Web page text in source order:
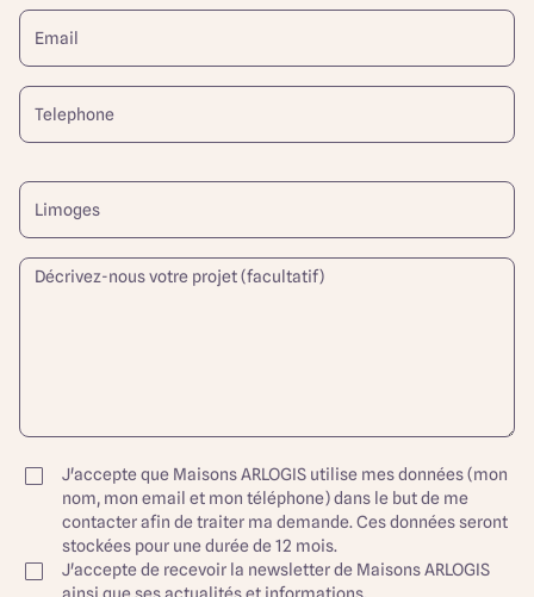
J'accepte que Maisons ARLOGIS utilise mes données (mon
nom, mon email et mon téléphone) dans le but de me
contacter afin de traiter ma demande. Ces données seront
stockées pour une durée de 12 mois.
J'accepte de recevoir la newsletter de Maisons ARLOGIS